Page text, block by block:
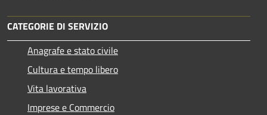
CATEGORIE DI SERVIZIO
Anagrafe e stato civile
Cultura e tempo libero
Vita lavorativa
Imprese e Commercio